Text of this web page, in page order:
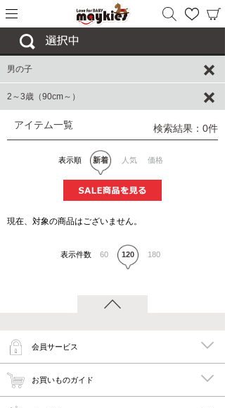
男の子
2～3歳（90cm～）
アイテム一覧 検索結果：0件
表示順 新着 人気 価格
現在、対象の商品はございません。
表示件数 60 120 180
会員サービス
お買いものガイド